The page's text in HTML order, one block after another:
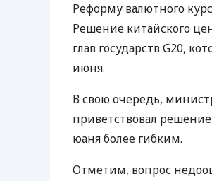
Реформу валютного
Решение китайского
глав государств G20,
июня.
В свою очередь,
приветствовал
юаня более гибким.
Отметим, вопрос